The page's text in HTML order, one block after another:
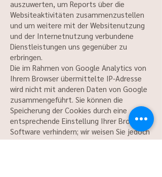
auszuwerten, um Reports über die
Websiteaktivitäten zusammenzustellen
und um weitere mit der Websitenutzung
und der Internetnutzung verbundene
Dienstleistungen uns gegenüber zu
erbringen.
Die im Rahmen von Google Analytics von
Ihrem Browser übermittelte IP-Adresse
wird nicht mit anderen Daten von Google
zusammengeführt. Sie können die
Speicherung der Cookies durch eine
entsprechende Einstellung Ihrer Browser-
Software verhindern; wir weisen Sie jedoch
darauf hin, dass Sie in diesem Fall